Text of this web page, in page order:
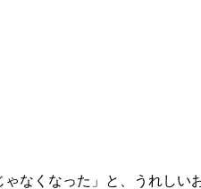
なくなった」と、うれしい